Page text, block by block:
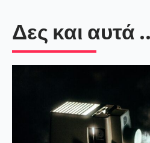
Δες και αυτά